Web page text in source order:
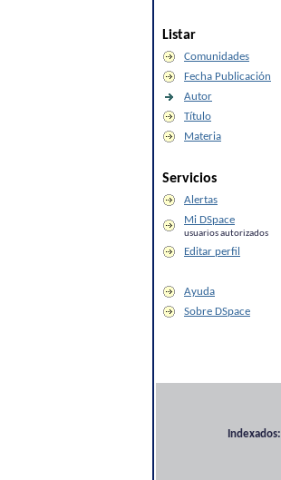
Listar
Comunidades
Fecha Publicación
Autor
Título
Materia
Servicios
Alertas
Mi DSpace
usuarios autorizados
Editar perfil
Ayuda
Sobre DSpace
Indexados: